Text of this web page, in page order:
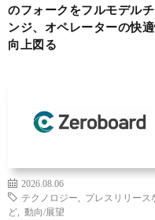
のフォークをフルモデル
ンジ、オペレーターの快
向上図る
2026.08.06
テクノロジー
プレスリリース
ど
動向/展望